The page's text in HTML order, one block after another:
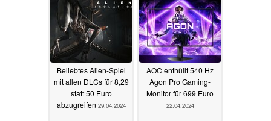
Beliebtes Alien-Spiel
mit allen DLCs für 8,29
statt 50 Euro
abzugreifen 29.04.2024
AOC enthüllt 540 Hz
Agon Pro Gaming-
Monitor für 699 Euro
22.04.2024